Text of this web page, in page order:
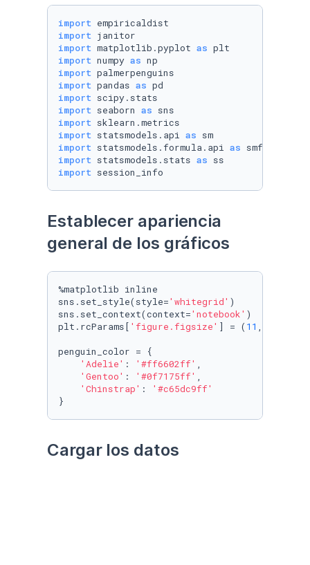
import
import
import matplotlib.pyplot as
import numpy as
import
import pandas as
import
import seaborn as
import
import statsmodels.api as
import statsmodels.formula.api as
import statsmodels.stats as
import session_info
Establecer apariencia
general de los gráficos
%matplotlib inline
sns.set_style(style='whitegrid' )
sns.set_context(context='notebook' )
plt.rcParams[ 'figure.figsize' ] = ( 11 ,
penguin_color = {
'Adelie' : '#ff6602ff' ,
'Gentoo' : '#0f7175ff' ,
'Chinstrap' :
'#c65dc9ff'
}
Cargar los datos